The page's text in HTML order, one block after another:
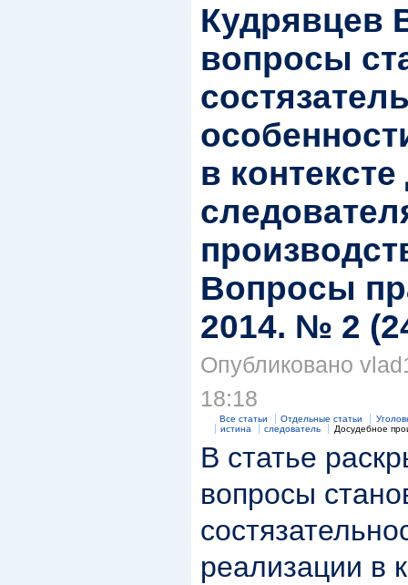
Кудрявцев
вопросы
в
Вопросы
2014. № 2
Опубликовано
18:18
Все статьи Отдельные статьи
истина
следователь Досудебное
В статье
вопросы
реализации в